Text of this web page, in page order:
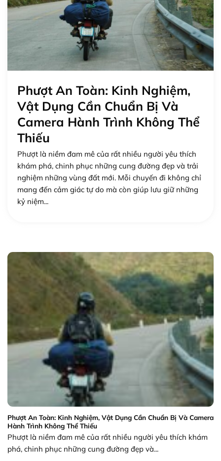
Phượt An Toàn: Kinh Nghiệm,
Vật Dụng Cần Chuẩn Bị Và
Camera Hành Trình Không Thể
Thiếu
Phượt là niềm đam mê của rất nhiều người yêu thích
khám phá, chinh phục những cung đường đẹp và trải
nghiệm những vùng đất mới. Mỗi chuyến đi không chỉ
mang đến cảm giác tự do mà còn giúp lưu giữ những
kỷ niệm...
Phượt An Toàn: Kinh Nghiệm, Vật Dụng Cần Chuẩn Bị Và Camera
Hành Trình Không Thể Thiếu
Phượt là niềm đam mê của rất nhiều người yêu thích khám
phá, chinh phục những cung đường đẹp và...